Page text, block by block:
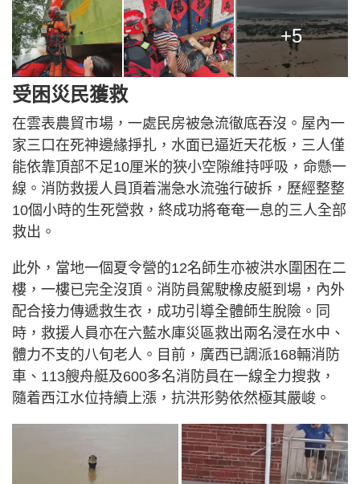
+5
受困災民獲救
在雲表農貿市場，一處民房被急流徹底吞沒。屋內一
家三口在死神邊緣掙扎，水面已逼近天花板，三人僅
能依靠頂部不足10厘米的狹小空隙維持呼吸，命懸一
線。消防救援人員頂着湍急水流強行破拆，歷經整整
10個小時的生死營救，終成功將奄奄一息的三人全部
救出。
此外，當地一個夏令營的12名師生亦被洪水圍困在二
樓，一樓已完全沒頂。消防員駕駛橡皮艇到場，內外
配合接力傳遞救生衣，成功引導全體師生脫險。同
時，救援人員亦在六藍水庫災區救出兩名浸在水中、
體力不支的八旬老人。目前，廣西已調派168輛消防
車、113艘舟艇及600多名消防員在一線全力搜救，
隨着西江水位持續上漲，抗洪形勢依然極其嚴峻。